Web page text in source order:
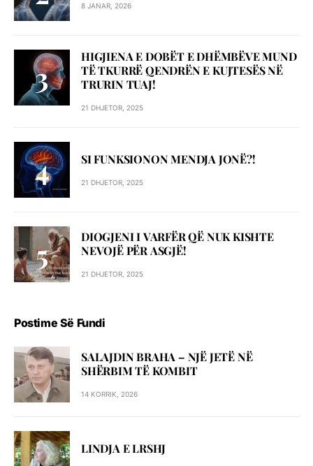
8 JANAR, 2026
HIGJIENA E DOBËT E DHËMBËVE MUND
TË TKURRË QENDRËN E KUJTESËS NË
TRURIN TUAJ!
21 DHJETOR, 2025
SI FUNKSIONON MENDJA JONË?!
21 DHJETOR, 2025
DIOGJENI I VARFËR QË NUK KISHTE
NEVOJË PËR ASGJË!
21 DHJETOR, 2025
Postime Së Fundi
SALAJDIN BRAHA – NJЁ JETЁ NЁ
SHЁRBIM TЁ KOMBIT
14 KORRIK, 2026
LINDJA E LRSHJ